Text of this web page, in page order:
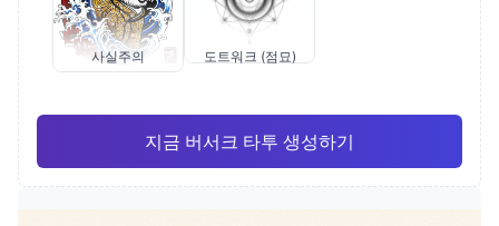
사실주의 도트워크 (점묘)
지금 버서크 타투 생성하기